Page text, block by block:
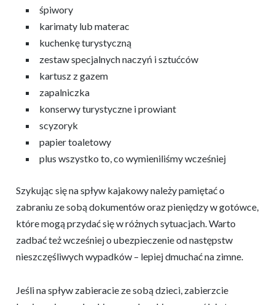
śpiwory
karimaty lub materac
kuchenkę turystyczną
zestaw specjalnych naczyń i sztućców
kartusz z gazem
zapalniczka
konserwy turystyczne i prowiant
scyzoryk
papier toaletowy
plus wszystko to, co wymieniliśmy wcześniej
Szykując się na spływ kajakowy należy pamiętać o
zabraniu ze sobą dokumentów oraz pieniędzy w gotówce,
które mogą przydać się w różnych sytuacjach. Warto
zadbać też wcześniej o ubezpieczenie od następstw
nieszczęśliwych wypadków – lepiej dmuchać na zimne.
Jeśli na spływ zabieracie ze sobą dzieci, zabierzcie